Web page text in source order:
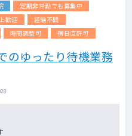
定期非常勤でも募集中
歓迎
経験不問
時間調整可 宿日直許可
のゆったり待機業務